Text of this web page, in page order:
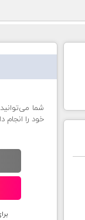
شما
خود را انجام